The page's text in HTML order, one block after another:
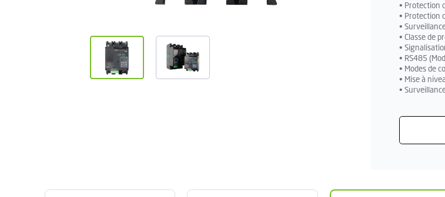
• Protection
• Protection
•
• Classe de
•
• RS485
• Modes de
• Mise à
•